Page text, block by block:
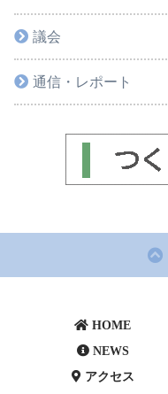
議会
通信・レポート
HOME
NEWS
アクセス